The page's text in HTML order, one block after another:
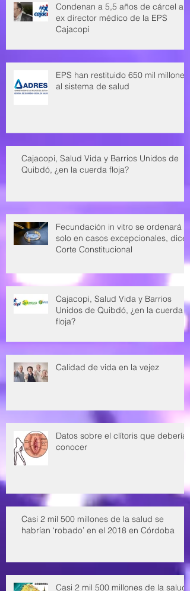
Condenan a 5,5 años de cárcel a
ex director médico de la EPS
Cajacopi
EPS han restituido 650 mil millones
al sistema de salud
Cajacopi, Salud Vida y Barrios Unidos de
Quibdó, ¿en la cuerda floja?
Fecundación in vitro se ordenará
solo en casos excepcionales, dice
Corte Constitucional
Cajacopi, Salud Vida y Barrios
Unidos de Quibdó, ¿en la cuerda
floja?
Calidad de vida en la vejez
Datos sobre el clítoris que deberías
conocer
Casi 2 mil 500 millones de la salud se
habrían ‘robado’ en el 2018 en Córdoba
Casi 2 mil 500 millones de la salud